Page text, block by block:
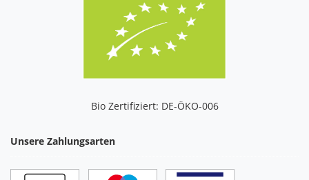
Bio Zertifiziert: DE-ÖKO-006
Unsere Zahlungsarten